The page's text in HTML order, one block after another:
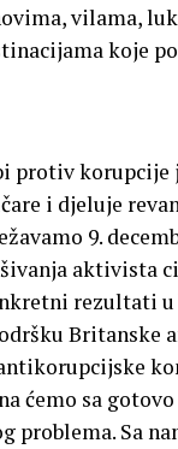
vilama,
koje
protiv korupcije
i djeluje
9.
aktivista
rezultati
Britanske
ćemo sa
Sa